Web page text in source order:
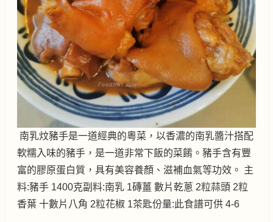
南乳炆豬手是一道經典的粵菜，以香濃的南乳醬汁搭配
軟糯入味的豬手，是一道非常下飯的菜餚。豬手含有豐
富的膠原蛋白質，具有美容養顏、滋補血氣等功效。 主
料:豬手 1400克副料:南乳 1磚薑 數片乾蔥 2粒蒜頭 2粒
香葉 十數片八角 2粒花椒 1茶匙份量:此食譜可供 4-6